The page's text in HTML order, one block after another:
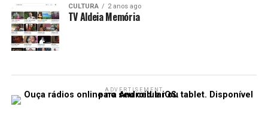
CULTURA 2 anos ago
TV Aldeia Memória
ADVERTISEMENT